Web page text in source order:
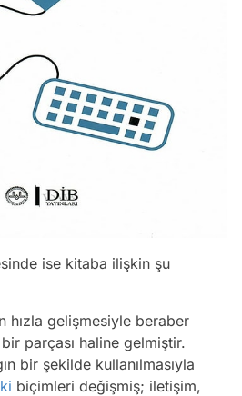
ise kitaba ilişkin şu
hızla gelişmesiyle beraber
bir parçası haline gelmiştir.
bir şekilde kullanılmasıyla
biçimleri değişmiş; iletişim,